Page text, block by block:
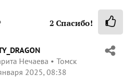
2 Спасибо!
Нечаева
Томск
2025, 08:38